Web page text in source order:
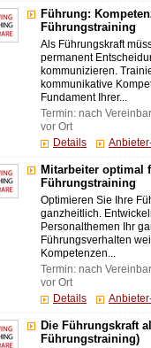
Führung:
Führungstraining
Als Führungskraft
permanent
kommunizieren.
kommunikative
Fundament Ihrer...
Termin: nach
vor Ort
Details
Mitarbeiter optimal
Führungstraining
Optimieren Sie Ihre
ganzheitlich.
Personalthemen Ihr
Führungsverhalten
Kompetenzen...
Termin: nach
vor Ort
Details
Die Führungskraft
Führungstraining)